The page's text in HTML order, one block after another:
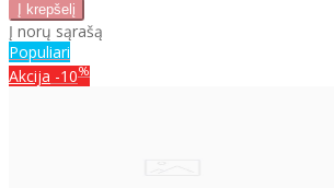
Į norų sąrašą
Populiari
Akcija -10%